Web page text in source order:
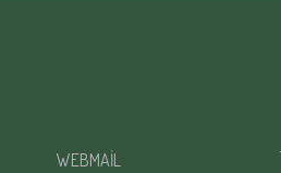
WEBMAİL